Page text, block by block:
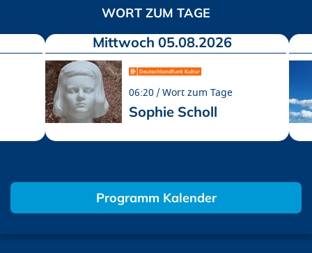
WORT ZUM TAGE
Mittwoch 05.08.2026
06:20 Wort zum Tage
Sophie Scholl
Programm Kalender